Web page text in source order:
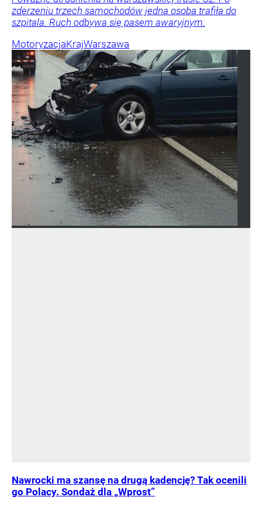
zderzeniu trzech samochodów jedna osoba trafiła do
szpitala. Ruch odbywa się pasem awaryjnym.
MotoryzacjaKrajWarszawa
Nawrocki ma szansę na drugą kadencję? Tak ocenili
go Polacy. Sondaż dla „Wprost”